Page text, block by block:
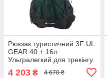
Рюкзак туристичний 3F UL
GEAR 40 + 16л
Ультралегкий для трекінгу.
4 203 ₴ 4 670 ₴